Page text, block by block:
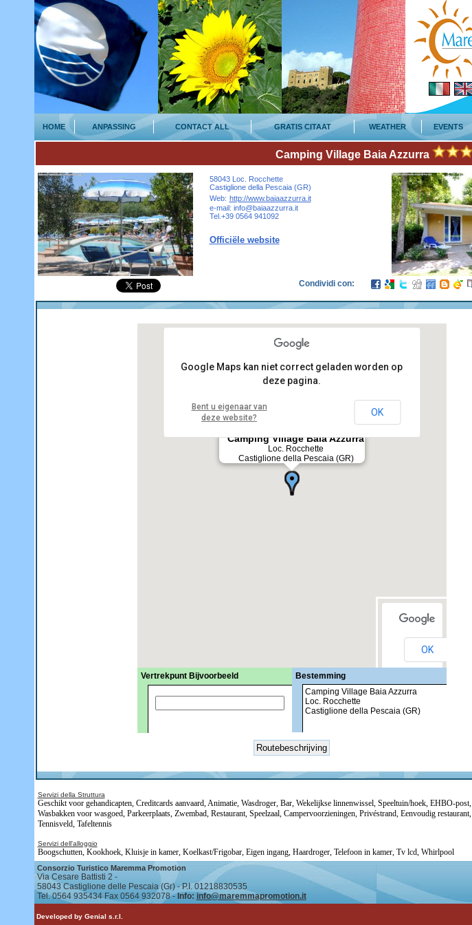
HOME ANPASSING CONTACT ALL GRATIS CITAAT WEATHER EVENTS
Camping Village Baia Azzurra
58043 Loc. Rocchette
Castiglione della Pescaia (GR)
Web: http://www.baiaazzurra.it
e-mail: info@baiaazzurra.it
Tel.+39 0564 941092
Officiële website
Condividi con:
Camping Village Baia Azzurra
Loc. Rocchette
Castiglione della Pescaia (GR)
Google Maps kan niet correct geladen worden op
deze pagina.
Bent u eigenaar van
deze website?
OK
OK
Vertrekpunt Bijvoorbeeld
Bestemming
Camping Village Baia Azzurra
Loc. Rocchette
Castiglione della Pescaia (GR)
Servizi della Struttura
Geschikt voor gehandicapten, Creditcards aanvaard,Animatie, Wasdroger, Bar, Wekelijkse linnenwissel, Speeltuin/hoek, EHBO-post,
Wasbakken voor wasgoed, Parkeerplaats, Zwembad, Restaurant, Speelzaal, Campervoorzieningen, Privéstrand, Eenvoudig restaurant,
Tennisveld, Tafeltennis
Servizi dell'alloggio
Boogschutten, Kookhoek, Kluisje in kamer, Koelkast/Frigobar, Eigen ingang, Haardroger, Telefoon in kamer, Tv lcd, Whirlpool
Consorzio Turistico Maremma Promotion
Via Cesare Battisti 2 -
58043 Castiglione delle Pescaia (Gr) - P.I. 01218830535
Tel. 0564 935434 Fax 0564 932078 -Info: info@maremmapromotion.it
Developed by Genial s.r.l.